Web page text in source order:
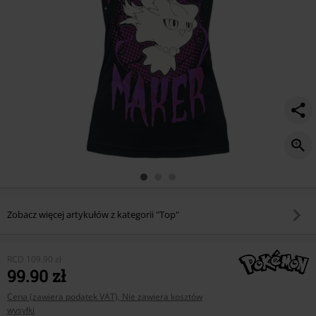
Zobacz więcej artykułów z kategorii "Top"
RCD 109.90 zł
99.90 zł
Cena (zawiera podatek VAT), Nie zawiera kosztów
wysyłki